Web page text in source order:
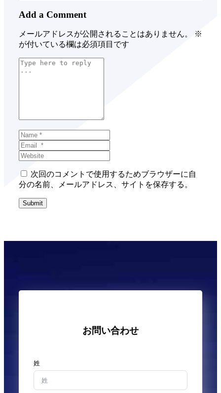
Add a Comment
メールアドレスが公開されることはありません。
※
が付いている欄は必須項目です
Comment
*
Name
*Email
*Website
次回のコメントで使用するためブラウザーに自
分の名前、メールアドレス、サイトを保存する。
Submit
お問い合わせ
姓